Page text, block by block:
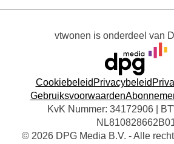
vtwonen is onderdeel van
Cookiebeleid Privacybeleid
Gebruiksvoorwaarden
KvK Nummer: 34172906 |
© 2026 DPG Media B.V. - Alle